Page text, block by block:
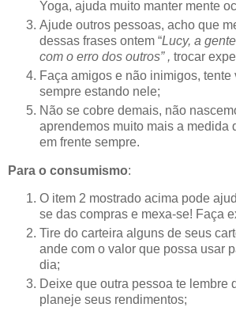
Yoga, ajuda muito manter mente
Ajude outros pessoas, acho que
dessas frases ontem “Lucy, a
com o erro dos outros” , trocar
Faça amigos e não inimigos, tente
sempre estando nele;
Não se cobre demais, não
aprendemos muito mais a medida
em frente sempre.
Para o consumismo:
O item 2 mostrado acima pode
se das compras e mexa-se! Faça
Tire do carteira alguns de seus
ande com o valor que possa usar
dia;
Deixe que outra pessoa te lembre
planeje seus rendimentos;